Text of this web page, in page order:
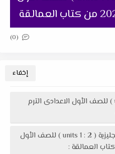
(0)
امتحان لغة انجليزية ( units 1 : 2 ) للصف الأول الاعدادى الترم
بيانات و تفاصيل امتحان لغة انجليزية ( units 1 : 2 ) للصف الأول